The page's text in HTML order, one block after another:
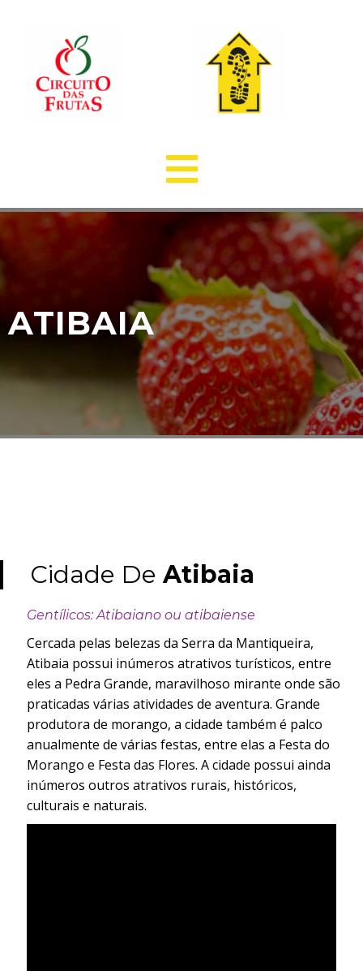
ATIBAIA
Cidade De Atibaia
Gentílicos: Atibaiano ou atibaiense
Cercada pelas belezas da Serra da Mantiqueira,
Atibaia possui inúmeros atrativos turísticos, entre
eles a Pedra Grande, maravilhoso mirante onde são
praticadas várias atividades de aventura. Grande
produtora de morango, a cidade também é palco
anualmente de várias festas, entre elas a Festa do
Morango e Festa das Flores. A cidade possui ainda
inúmeros outros atrativos rurais, históricos,
culturais e naturais.